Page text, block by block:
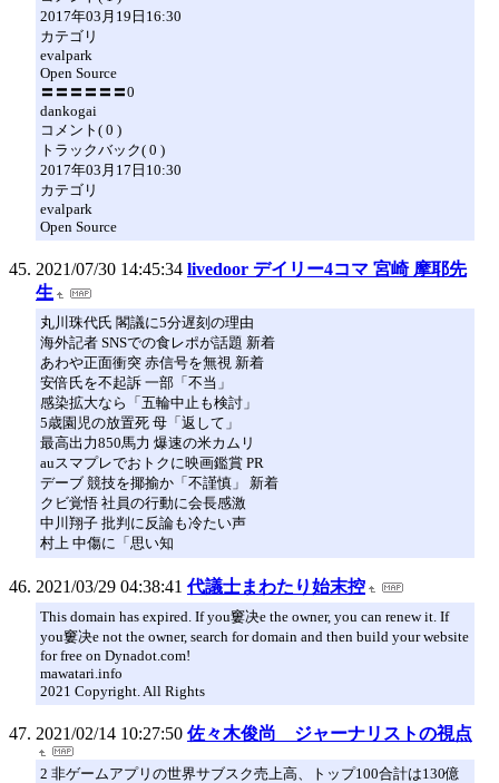
2017年03月19日16:30
カテゴリ
evalpark
Open Source
〓〓〓〓〓〓0
dankogai
コメント( 0 )
トラックバック( 0 )
2017年03月17日10:30
カテゴリ
evalpark
Open Source
2021/07/30 14:45:34 livedoor デイリー4コマ 宮崎 摩耶先
生
丸川珠代氏 閣議に5分遅刻の理由
海外記者 SNSでの食レポが話題 新着
あわや正面衝突 赤信号を無視 新着
安倍氏を不起訴 一部「不当」
感染拡大なら「五輪中止も検討」
5歳園児の放置死 母「返して」
最高出力850馬力 爆速の米カムリ
auスマプレでおトクに映画鑑賞 PR
デーブ 競技を揶揄か「不謹慎」 新着
クビ覚悟 社員の行動に会長感激
中川翔子 批判に反論も冷たい声
村上 中傷に「思い知
2021/03/29 04:38:41 代議士まわたり始末控
This domain has expired. If you窶决e the owner, you can renew it. If
you窶决e not the owner, search for domain and then build your website
for free on Dynadot.com!
mawatari.info
2021 Copyright. All Rights
2021/02/14 10:27:50 佐々木俊尚 ジャーナリストの視点
2 非ゲームアプリの世界サブスク売上高、トップ100合計は130億